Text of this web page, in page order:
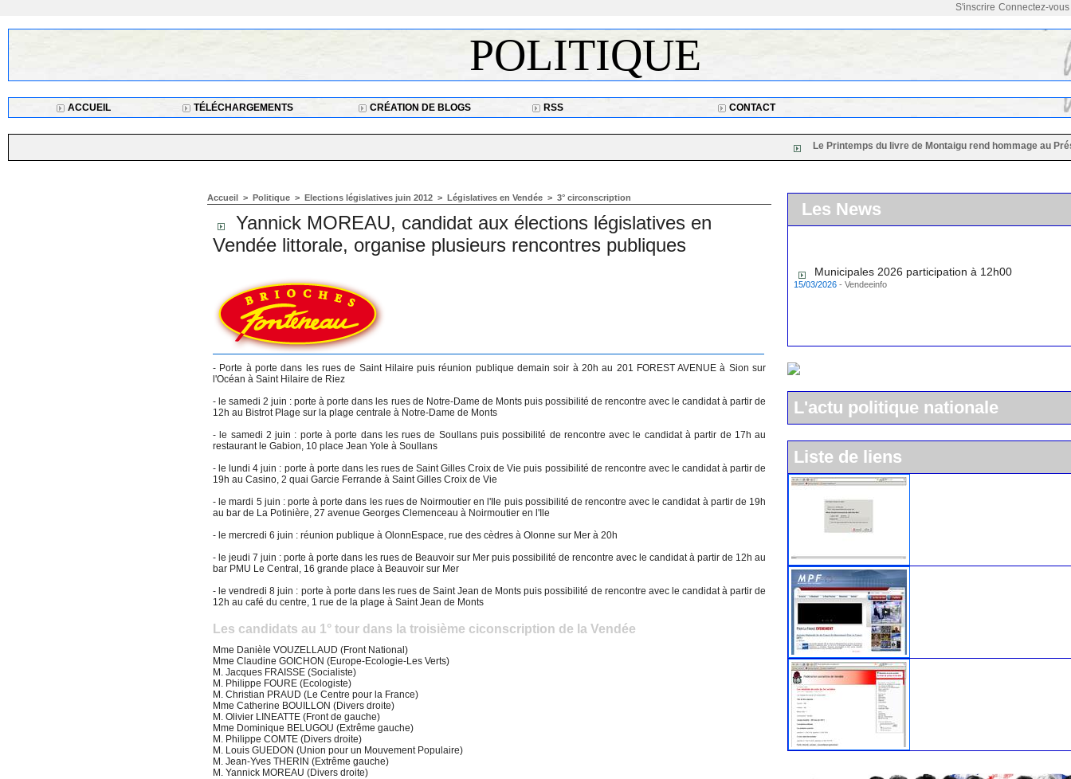
Connectez-vous
S'inscrire
POLITIQUE
ACCUEIL TÉLÉCHARGEMENTS CRÉATION DE BLOGS RSS CONTACT
Le Printemps du livre de Montaigu rend hommage au Président
Accueil > Politique > Elections législatives juin 2012 > Législatives en Vendée > 3° circonscription
Yannick MOREAU, candidat aux élections législatives en
Vendée littorale, organise plusieurs rencontres publiques
- Porte à porte dans les rues de Saint Hilaire puis réunion publique demain soir à 20h au 201 FOREST AVENUE à Sion sur
l'Océan à Saint Hilaire de Riez
- le samedi 2 juin : porte à porte dans les rues de Notre-Dame de Monts puis possibilité de rencontre avec le candidat à partir de
12h au Bistrot Plage sur la plage centrale à Notre-Dame de Monts
- le samedi 2 juin : porte à porte dans les rues de Soullans puis possibilité de rencontre avec le candidat à partir de 17h au
restaurant le Gabion, 10 place Jean Yole à Soullans
- le lundi 4 juin : porte à porte dans les rues de Saint Gilles Croix de Vie puis possibilité de rencontre avec le candidat à partir de
19h au Casino, 2 quai Garcie Ferrande à Saint Gilles Croix de Vie
- le mardi 5 juin : porte à porte dans les rues de Noirmoutier en l'Ile puis possibilité de rencontre avec le candidat à partir de 19h
au bar de La Potinière, 27 avenue Georges Clemenceau à Noirmoutier en l'Ile
- le mercredi 6 juin : réunion publique à OlonnEspace, rue des cèdres à Olonne sur Mer à 20h
- le jeudi 7 juin : porte à porte dans les rues de Beauvoir sur Mer puis possibilité de rencontre avec le candidat à partir de 12h au
bar PMU Le Central, 16 grande place à Beauvoir sur Mer
- le vendredi 8 juin : porte à porte dans les rues de Saint Jean de Monts puis possibilité de rencontre avec le candidat à partir de
12h au café du centre, 1 rue de la plage à Saint Jean de Monts
Les candidats au 1° tour dans la troisième ciconscription de la Vendée
Mme Danièle VOUZELLAUD (Front National)
Mme Claudine GOICHON (Europe-Ecologie-Les Verts)
M. Jacques FRAISSE (Socialiste)
M. Philippe FOURE (Ecologiste)
M. Christian PRAUD (Le Centre pour la France)
Mme Catherine BOUILLON (Divers droite)
M. Olivier LINEATTE (Front de gauche)
Mme Dominique BELUGOU (Extrême gauche)
M. Philippe COMTE (Divers droite)
M. Louis GUEDON (Union pour un Mouvement Populaire)
M. Jean-Yves THERIN (Extrême gauche)
M. Yannick MOREAU (Divers droite)
Les News
Municipales 2026 participation à 12h00
15/03/2026 -Vendeeinfo
L'actu politique nationale
Liste de liens